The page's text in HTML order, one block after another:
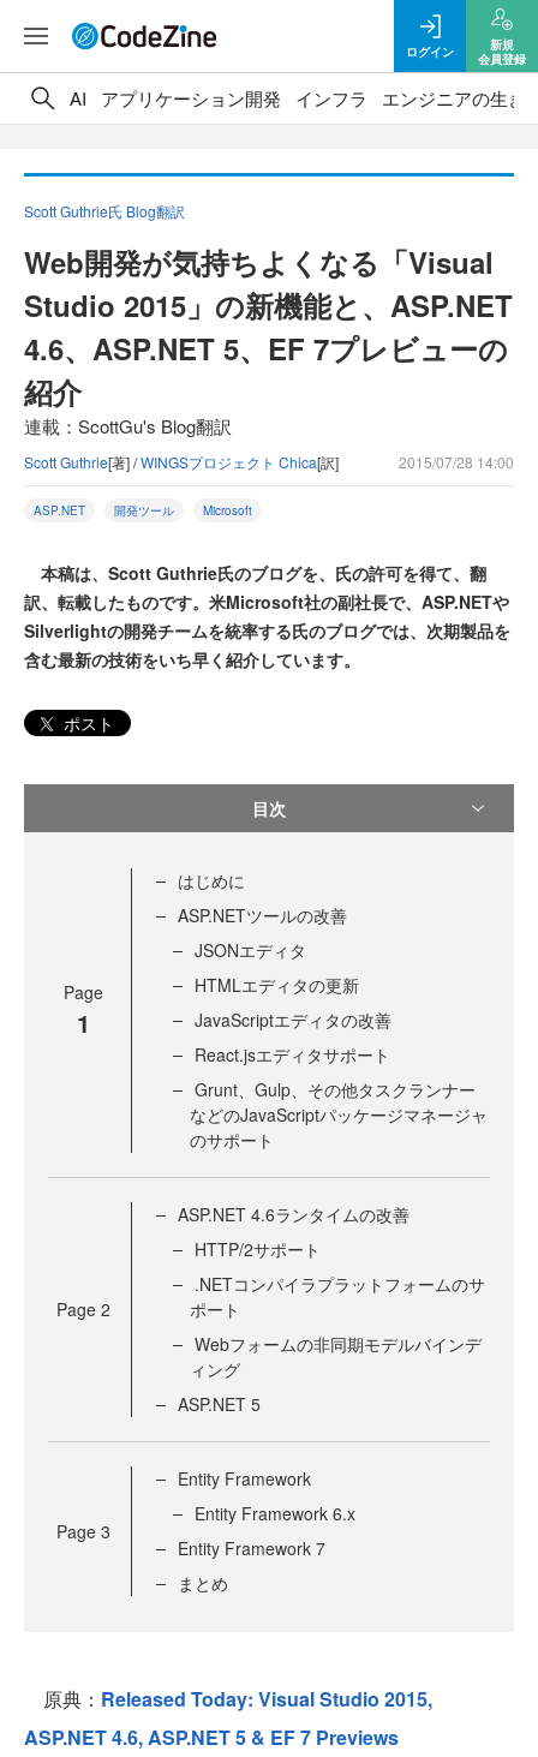
ログイン
新規
会員登録
AI アプリケーション開発 インフラ エンジニアの生き
Scott Guthrie氏 Blog翻訳
Web開発が気持ちよくなる「Visual
Studio 2015」の新機能と、ASP.NET
4.6、ASP.NET 5、EF 7プレビューの
紹介
連載：ScottGu's Blog翻訳
Scott Guthrie[著] /WINGSプロジェクト Chica[訳] 2015/07/28 14:00
ASP.NET 開発ツール Microsoft
本稿は、Scott Guthrie氏のブログを、氏の許可を得て、翻
訳、転載したものです。米Microsoft社の副社長で、ASP.NETや
Silverlightの開発チームを統率する氏のブログでは、次期製品を
含む最新の技術をいち早く紹介しています。
ポスト
目次
Page
1
はじめに
ASP.NETツールの改善
JSONエディタ
HTMLエディタの更新
JavaScriptエディタの改善
React.jsエディタサポート
Grunt、Gulp、その他タスクランナー
などのJavaScriptパッケージマネージャ
のサポート
Page 2
ASP.NET 4.6ランタイムの改善
HTTP/2サポート
.NETコンパイラプラットフォームのサ
ポート
Webフォームの非同期モデルバインデ
ィング
ASP.NET 5
Page 3
Entity Framework
Entity Framework 6.x
Entity Framework 7
まとめ
原典： Released Today: Visual Studio 2015,
ASP.NET 4.6, ASP.NET 5 & EF 7 Previews